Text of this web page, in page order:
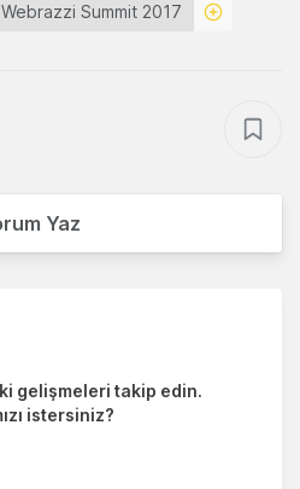
Webrazzi Summit 2017
Yaz
gelişmeleri takip edin.
istersiniz?